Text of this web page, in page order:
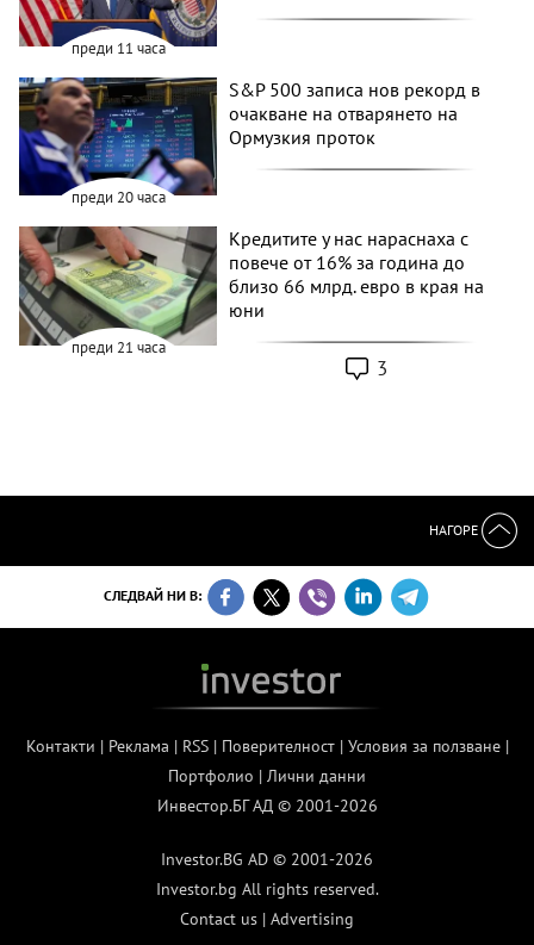
преди 11 часа
преди 20 часа
S&P 500 записа нов рекорд в
очакване на отварянето на
Ормузкия проток
преди 21 часа
Кредитите у нас нараснаха с
повече от 16% за година до
близо 66 млрд. евро в края на
юни
3
НАГОРЕ
СЛЕДВАЙ НИ В:
Контакти | Реклама | RSS| Поверителност| Условия за ползване|
Портфолио | Лични данни
Инвестор.БГ АД © 2001-2026
Investor.BG AD © 2001-2026
Investor.bg All rights reserved.
Contact us | Advertising